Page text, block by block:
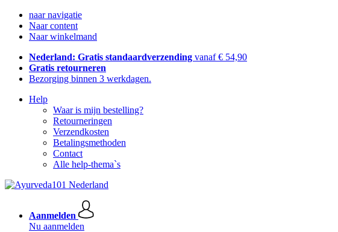
naar navigatie
Naar content
Naar winkelmand
Nederland: Gratis standaardverzending vanaf € 54,90
Gratis retourneren
Bezorging binnen 3 werkdagen.
Help
Waar is mijn bestelling?
Retourneringen
Verzendkosten
Betalingsmethoden
Contact
Alle help-thema`s
Aanmelden
Nu aanmelden